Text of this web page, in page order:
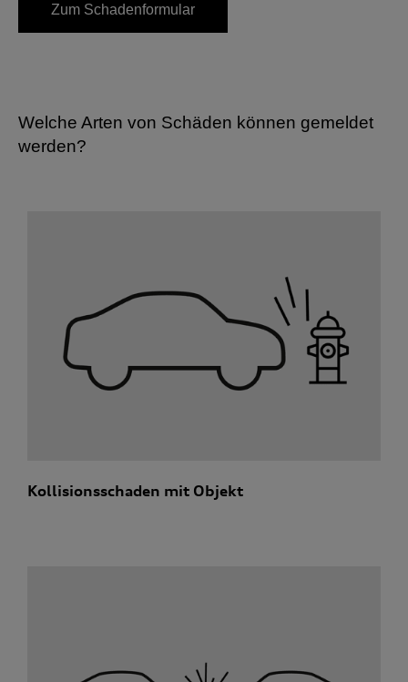
Zum Schadenformular
Welche Arten von Schäden können gemeldet
werden?
Kollisionsschaden mit Objekt